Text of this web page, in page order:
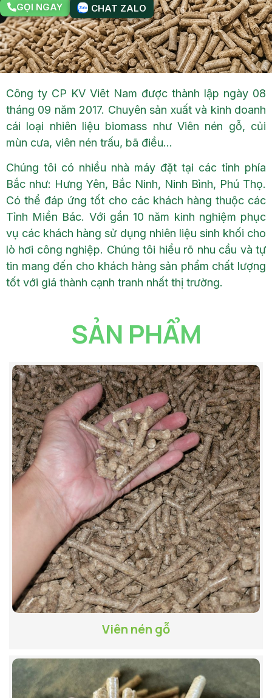
GỌI NGAY CHAT ZALO
Công ty CP KV Viêt Nam được thành lập ngày 08
tháng 09 năm 2017. Chuyên sản xuất và kinh doanh
cái loại nhiên liệu biomass như Viên nén gỗ, củi
mùn cưa, viên nén trấu, bã điều…
Chúng tôi có nhiều nhà máy đặt tại các tỉnh phía
Bắc như: Hưng Yên, Bắc Ninh, Ninh Bình, Phú Thọ.
Có thể đáp ứng tốt cho các khách hàng thuộc các
Tỉnh Miền Bác. Với gần 10 năm kinh nghiệm phục
vụ các khách hàng sử dụng nhiên liệu sinh khối cho
lò hơi công nghiệp. Chúng tôi hiểu rõ nhu cầu và tự
tin mang đến cho khách hàng sản phẩm chất lượng
tốt với giá thành cạnh tranh nhất thị trường.
SẢN PHẨM
Viên nén gỗ